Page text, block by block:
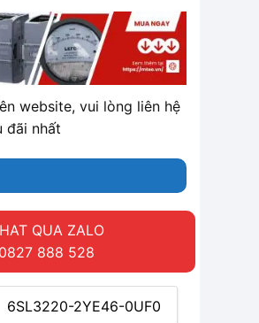
website, vui lòng liên hệ
đãi nhất
QUA ZALO
0827 888 528
6SL3220-2YE46-0UF0